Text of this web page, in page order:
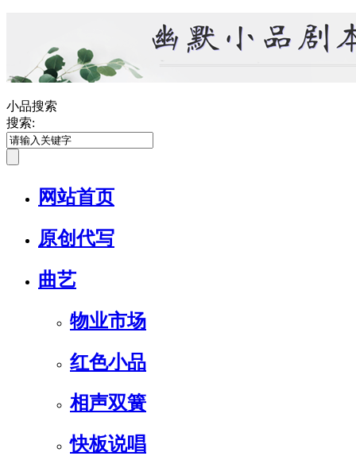
小品搜索
搜索:
网站首页
原创代写
曲艺
物业市场
红色小品
相声双簧
快板说唱